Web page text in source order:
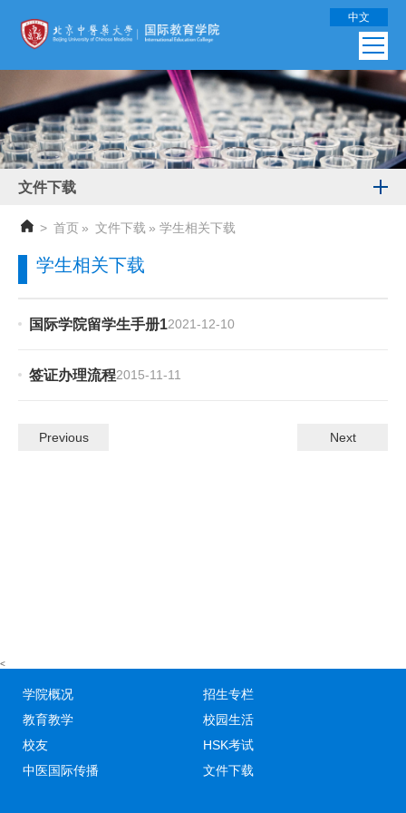
中文
文件下载
> 首页 » 文件下载 » 学生相关下载
学生相关下载
国际学院留学生手册12021-12-10
签证办理流程2015-11-11
Previous Next
<
学院概况
招生专栏
教育教学
校园生活
校友
HSK考试
中医国际传播
文件下载